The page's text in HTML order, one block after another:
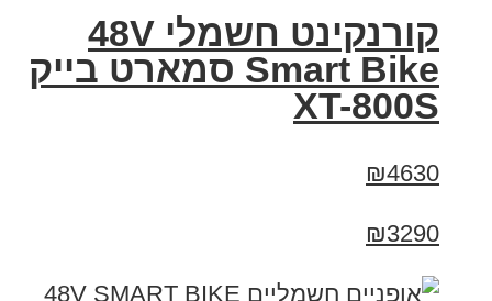
קורנקינט חשמלי 48V
Smart Bike סמארט בייק
XT-800S
₪4630
₪3290